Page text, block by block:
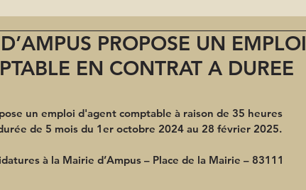
PROPOSE UN EMPLOI
EN CONTRAT A DUREE
un emploi d'agent comptable à raison de 35 heures
de 5 mois du 1er octobre 2024 au 28 février 2025.
à la Mairie d’Ampus – Place de la Mairie – 83111